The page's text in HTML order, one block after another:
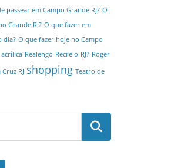
passear em Campo Grande RJ? O
Grande RJ? O que fazer em
dia? O que fazer hoje no Campo
Realengo Recreio RJ? Roger
RJ shopping Teatro de